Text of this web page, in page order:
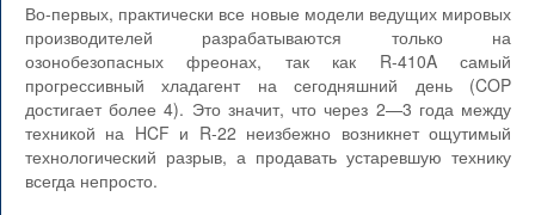
Во-первых, практически все новые модели ведущих мировых
производителей разрабатываются только на
озонобезопасных фреонах, так как R-410A самый
прогрессивный хладагент на сегодняшний день (COP
достигает более 4). Это значит, что через 2—3 года между
техникой на HCF и R-22 неизбежно возникнет ощутимый
технологический разрыв, а продавать устаревшую технику
всегда непросто.